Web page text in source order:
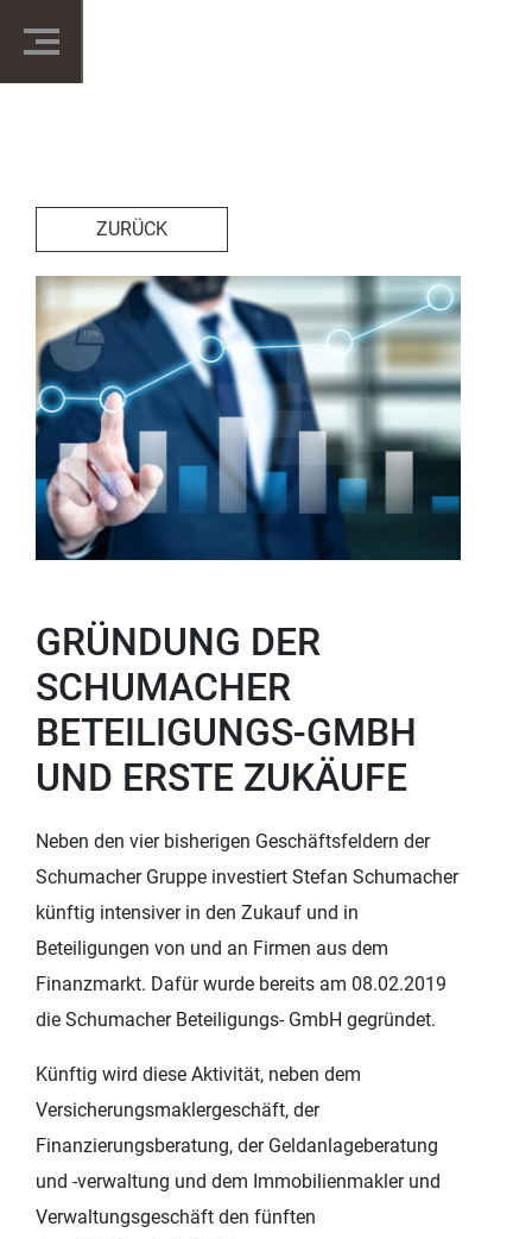
ZURÜCK
GRÜNDUNG DER
SCHUMACHER
BETEILIGUNGS-GMBH
UND ERSTE ZUKÄUFE
Neben den vier bisherigen Geschäftsfeldern der
Schumacher Gruppe investiert Stefan Schumacher
künftig intensiver in den Zukauf und in
Beteiligungen von und an Firmen aus dem
Finanzmarkt. Dafür wurde bereits am 08.02.2019
die Schumacher Beteiligungs- GmbH gegründet.
Künftig wird diese Aktivität, neben dem
Versicherungsmaklergeschäft, der
Finanzierungsberatung, der Geldanlageberatung
und -verwaltung und dem Immobilienmakler und
Verwaltungsgeschäft den fünften